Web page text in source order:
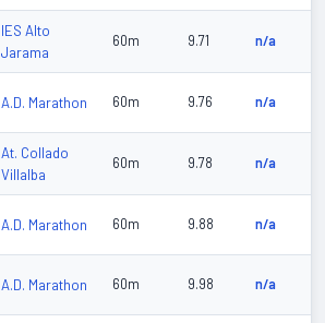
IES Alto
Jarama
60m 9.71 n/a
A.D. Marathon 60m 9.76 n/a
At. Collado
Villalba
60m 9.78 n/a
A.D. Marathon 60m 9.88 n/a
A.D. Marathon 60m 9.98 n/a